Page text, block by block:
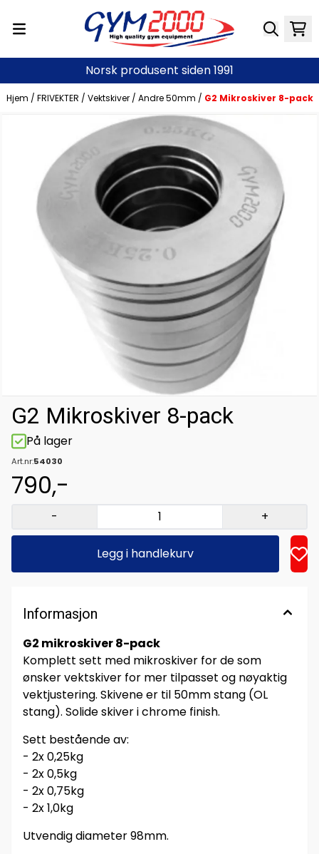
Norsk produsent siden 1991
Hjem / FRIVEKTER / Vektskiver / Andre 50mm / G2 Mikroskiver 8-pack
G2 Mikroskiver 8-pack
På lager
Art.nr:54030
790,-
- +
Legg i handlekurv
Informasjon
G2 mikroskiver 8-pack
Komplett sett med mikroskiver for de som
ønsker vektskiver for mer tilpasset og nøyaktig
vektjustering. Skivene er til 50mm stang (OL
stang). Solide skiver i chrome finish.
Sett bestående av:
- 2x 0,25kg
- 2x 0,5kg
- 2x 0,75kg
- 2x 1,0kg
Utvendig diameter 98mm.